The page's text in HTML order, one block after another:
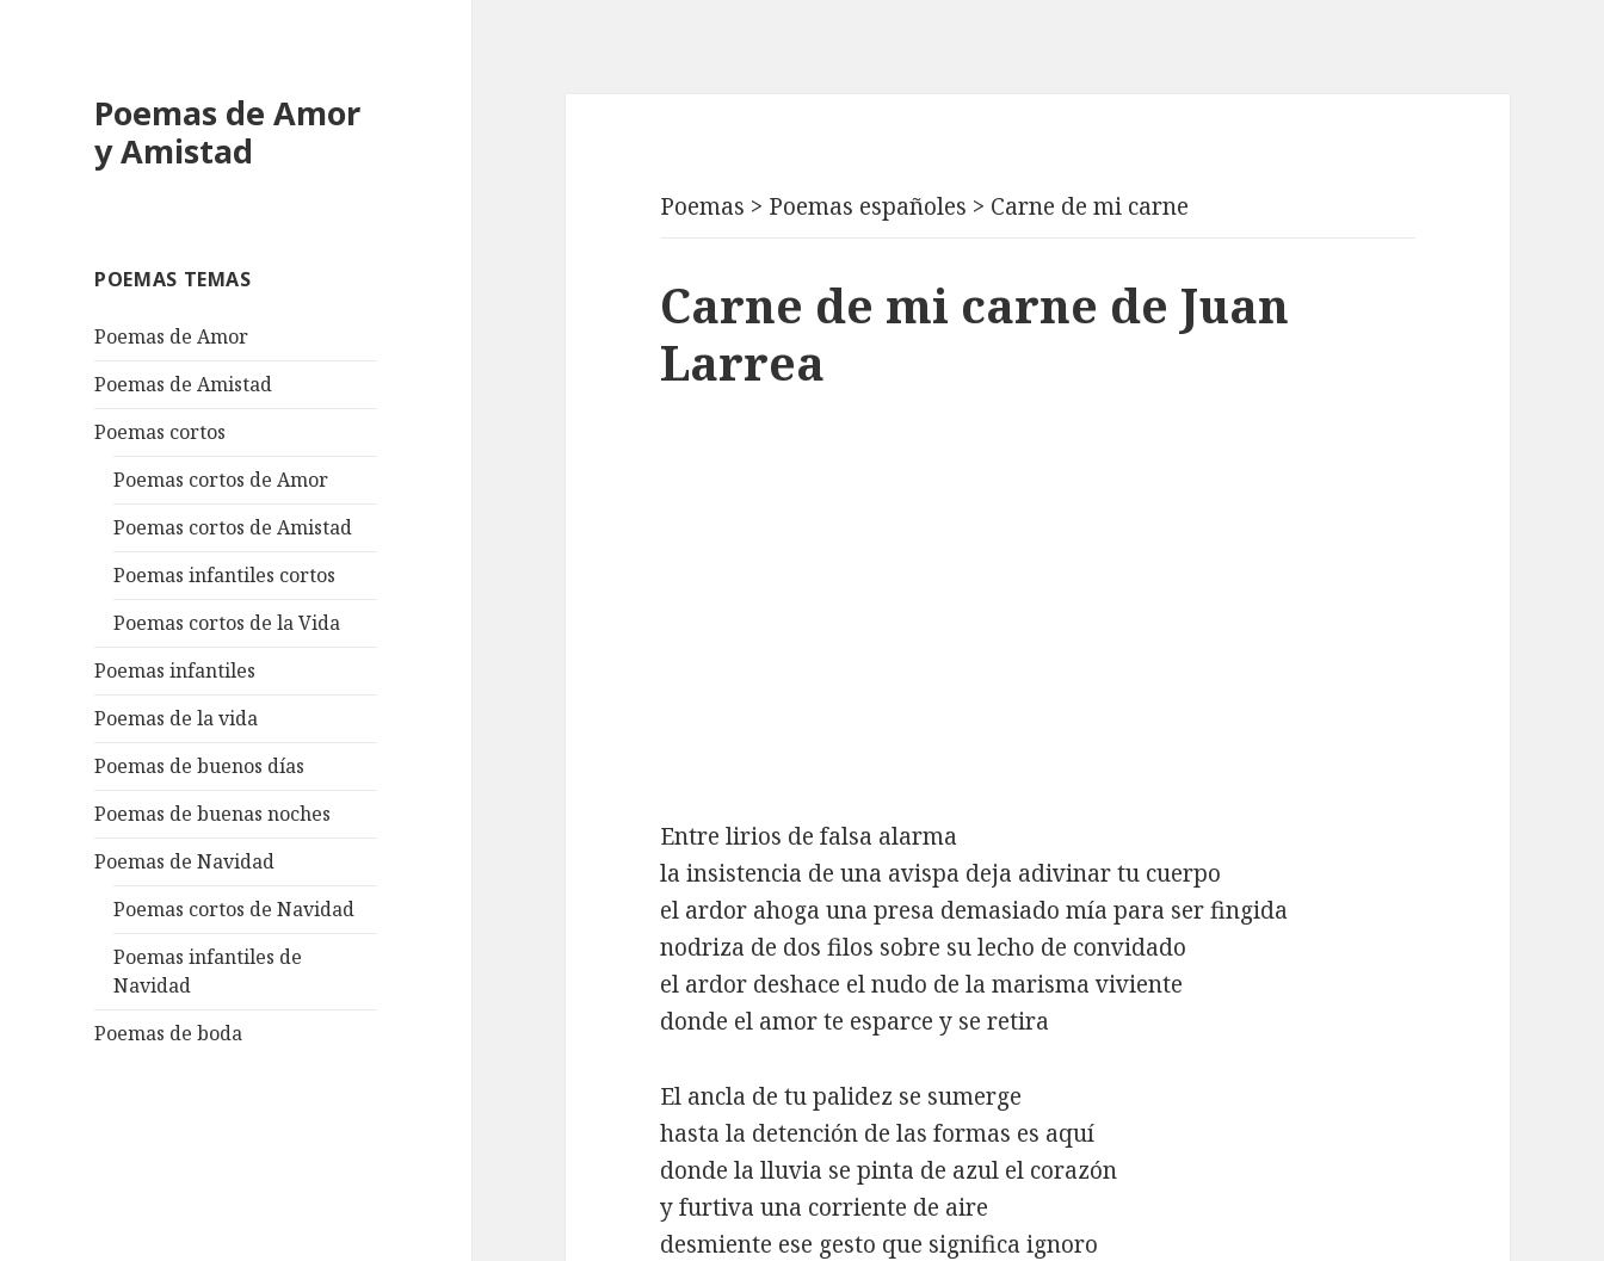
Poemas de Amor
y Amistad
POEMAS TEMAS
Poemas de Amor
Poemas de Amistad
Poemas cortos
Poemas cortos de Amor
Poemas cortos de Amistad
Poemas infantiles cortos
Poemas cortos de la Vida
Poemas infantiles
Poemas de la vida
Poemas de buenos días
Poemas de buenas noches
Poemas de Navidad
Poemas cortos de Navidad
Poemas infantiles de
Navidad
Poemas de boda
Poemas > Poemas españoles > Carne de mi carne
Carne de mi carne de Juan
Larrea
Entre lirios de falsa alarma
la insistencia de una avispa deja adivinar tu cuerpo
el ardor ahoga una presa demasiado mía para ser fingida
nodriza de dos filos sobre su lecho de convidado
el ardor deshace el nudo de la marisma viviente
donde el amor te esparce y se retira
El ancla de tu palidez se sumerge
hasta la detención de las formas es aquí
donde la lluvia se pinta de azul el corazón
y furtiva una corriente de aire
desmiente ese gesto que significa ignoro